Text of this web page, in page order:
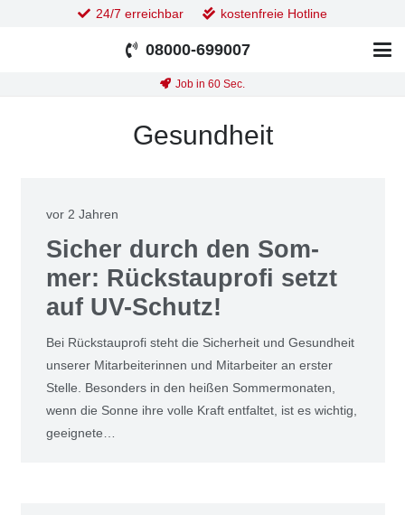
24/7 erreichbar kostenfreie Hotline
08000-699007
Job in 60 Sec.
Gesundheit
vor 2 Jahren
Sicher durch den Som­
mer: Rück­stau­pro­fi setzt
auf UV-Schutz!
Bei Rück­stau­pro­fi steht die Sicher­heit und Gesund­heit
unse­rer Mit­ar­bei­te­rin­nen und Mit­ar­bei­ter an ers­ter
Stel­le. Beson­ders in den hei­ßen Som­mer­mo­na­ten,
wenn die Son­ne ihre vol­le Kraft ent­fal­tet, ist es wich­tig,
geeig­ne­te…